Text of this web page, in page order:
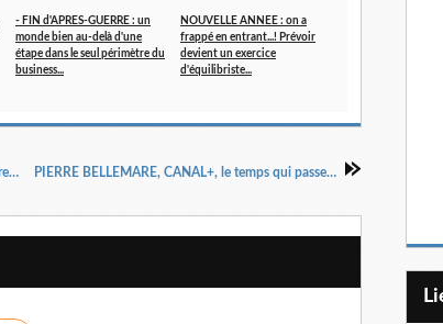
- FIN d'APRES-GUERRE : un
monde bien au-delà d'une
étape dans le seul périmètre du
business...
NOUVELLE ANNEE : on a
frappé en entrant...! Prévoir
devient un exercice
d'équilibriste...
TELEVISEURS et produits techniques, Skyworth prépare ses offensives... PIERRE BELLEMARE, CANAL+, le temps qui passe, les légendes…